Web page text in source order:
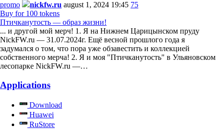
promo nickfw.ru august 1, 2024 19:45 75
Buy for 100 tokens
Птичканутость — образ жизни!
... и другой мой мерч! 1. Я на Нижнем Царицынском пруду
NickFW.ru — 31.07.2024г. Ещё весной прошлого года я
задумался о том, что пора уже обзавестить и коллекцией
собственного мерча! 2. Я и моя "Птичканутость" в Ульяновском
лесопарке NickFW.ru —…
Applications
Download
Huawei
RuStore